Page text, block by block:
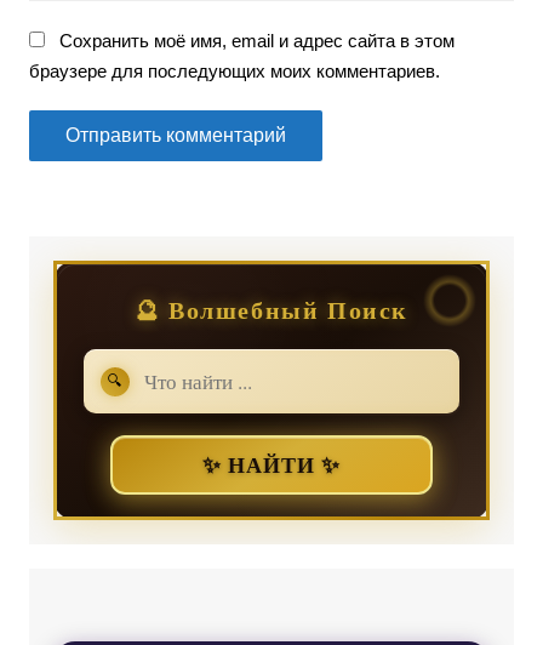
Сохранить моё имя, email и адрес сайта в этом
браузере для последующих моих комментариев.
🔮 Волшебный Поиск
🔍
✨ НАЙТИ ✨